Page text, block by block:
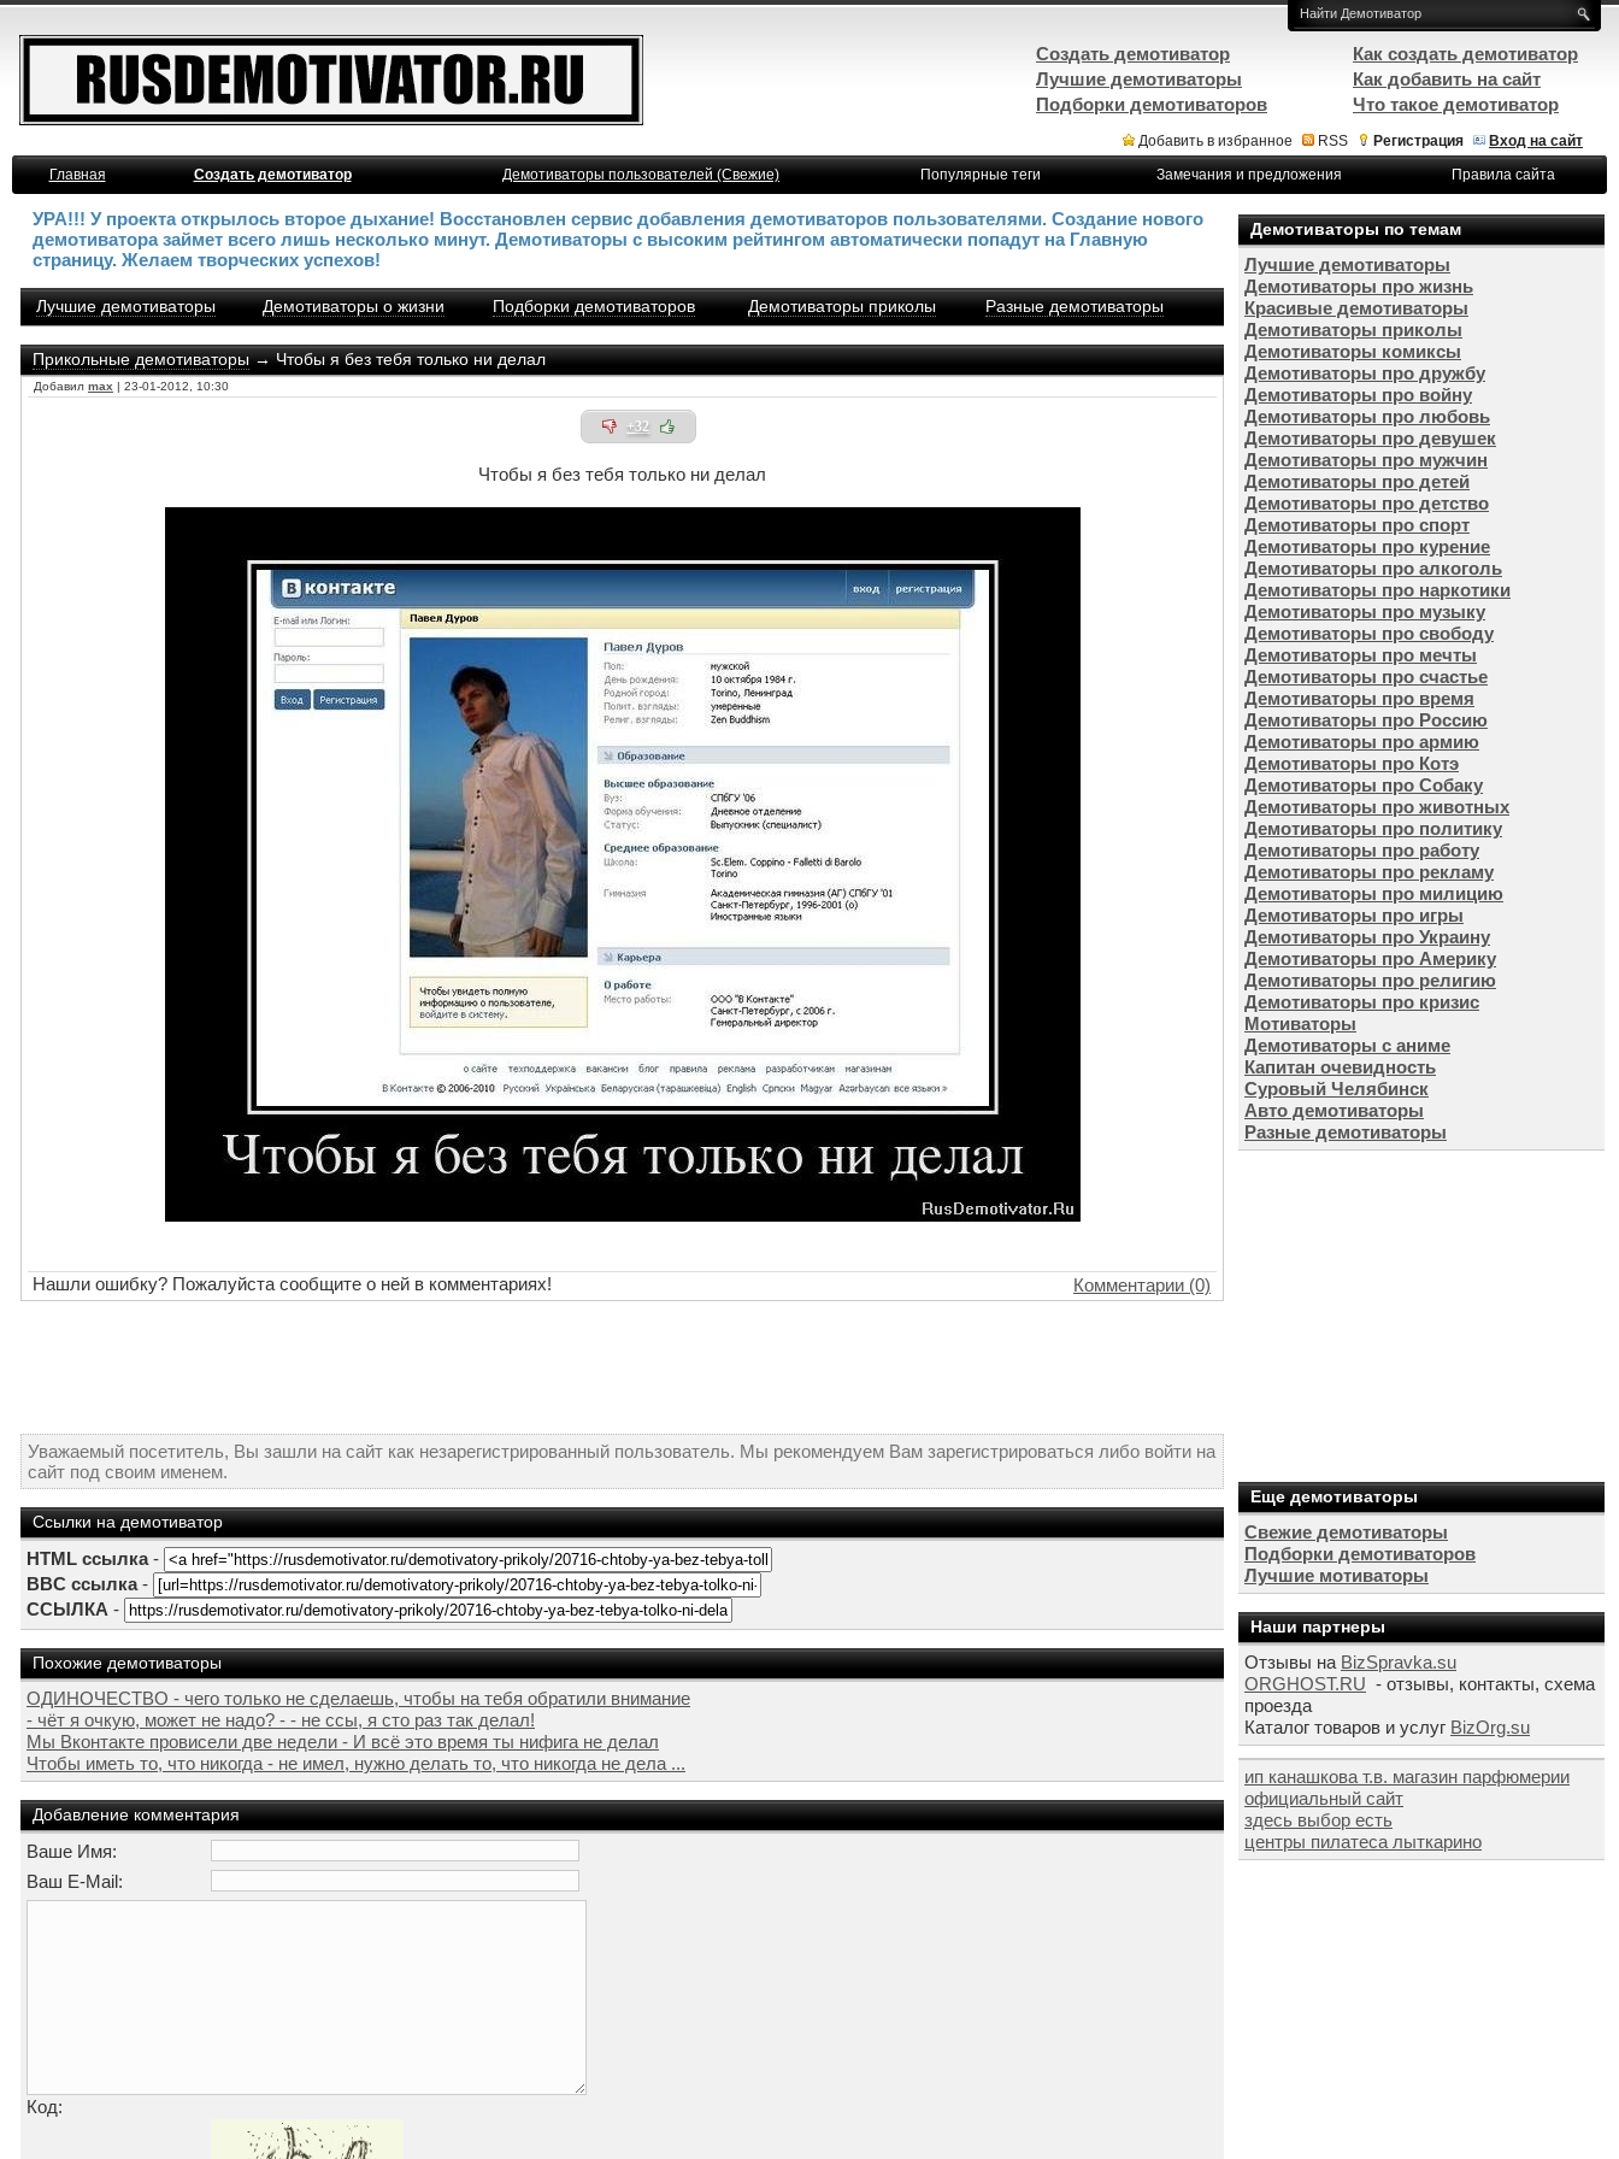
Добавить в избранное RSS Регистрация
Вход на сайт
Главная
Создать демотиватор Демотиваторы пользователей (Свежие) Популярные теги Замечания и предложения Правила сайта
УРА!!! У проекта открылось второе дыхание! Восстановлен сервис добавления демотиваторов пользователями. Создание нового
демотиватора займет всего лишь несколько минут. Демотиваторы с высоким рейтингом автоматически попадут на Главную
страницу. Желаем творческих успехов!
Лучшие демотиваторы Демотиваторы о жизни Подборки демотиваторов Демотиваторы приколы Разные демотиваторы
Прикольные демотиваторы→ Чтобы я без тебя только ни делал
Добавил max | 23-01-2012, 10:30
+32
Чтобы я без тебя только ни делал
Нашли ошибку? Пожалуйста сообщите о ней в комментариях! Комментарии (0)
Уважаемый посетитель, Вы зашли на сайт как незарегистрированный пользователь. Мы рекомендуем Вам зарегистрироваться либо войти на
сайт под своим именем.
Ссылки на демотиватор
HTML ссылка-
BBC ссылка-
ССЫЛКА -
Похожие демотиваторы
ОДИНОЧЕСТВО - чего только не сделаешь, чтобы на тебя обратили внимание
- чёт я очкую, может не надо? - - не ссы, я сто раз так делал!
Мы Вконтакте провисели две недели - И всё это время ты нифига не делал
Чтобы иметь то, что никогда - не имел, нужно делать то, что никогда не дела ...
Добавление комментария
Ваше Имя:
Ваш E-Mail:
Код:
Демотиваторы по темам
Лучшие демотиваторы
Демотиваторы про жизнь
Красивые демотиваторы
Демотиваторы приколы
Демотиваторы комиксы
Демотиваторы про дружбу
Демотиваторы про войну
Демотиваторы про любовь
Демотиваторы про девушек
Демотиваторы про мужчин
Демотиваторы про детей
Демотиваторы про детство
Демотиваторы про спорт
Демотиваторы про курение
Демотиваторы про алкоголь
Демотиваторы про наркотики
Демотиваторы про музыку
Демотиваторы про свободу
Демотиваторы про мечты
Демотиваторы про счастье
Демотиваторы про время
Демотиваторы про Россию
Демотиваторы про армию
Демотиваторы про Котэ
Демотиваторы про Собаку
Демотиваторы про животных
Демотиваторы про политику
Демотиваторы про работу
Демотиваторы про рекламу
Демотиваторы про милицию
Демотиваторы про игры
Демотиваторы про Украину
Демотиваторы про Америку
Демотиваторы про религию
Демотиваторы про кризис
Мотиваторы
Демотиваторы с аниме
Капитан очевидность
Суровый Челябинск
Авто демотиваторы
Разные демотиваторы
Еще демотиваторы
Свежие демотиваторы
Подборки демотиваторов
Лучшие мотиваторы
Наши партнеры
Отзывы на BizSpravka.su
ORGHOST.RU - отзывы, контакты, схема
проезда
Каталог товаров и услуг BizOrg.su
ип канашкова т.в. магазин парфюмерии
официальный сайт
здесь выбор есть
центры пилатеса лыткарино
Создать демотиватор
Лучшие демотиваторы
Подборки демотиваторов
Как создать демотиватор
Как добавить на сайт
Что такое демотиватор